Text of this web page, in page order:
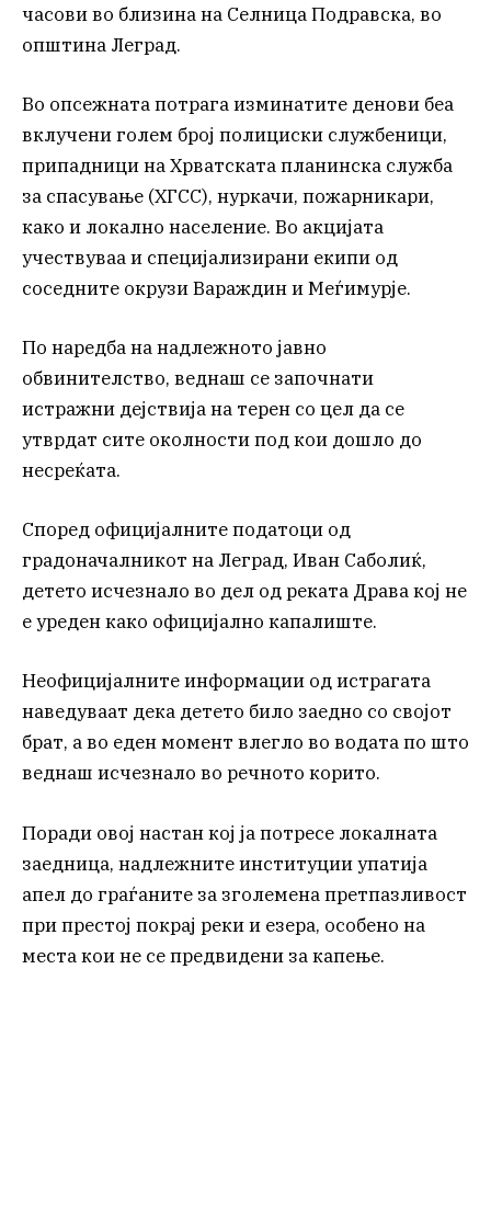
часови во близина на Селница Подравска, во
општина Леград.
Во опсежната потрага изминатите денови беа
вклучени голем број полициски службеници,
припадници на Хрватската планинска служба
за спасување (ХГСС), нуркачи, пожарникари,
како и локално население. Во акцијата
учествуваа и специјализирани екипи од
соседните окрузи Вараждин и Меѓимурје.
По наредба на надлежното јавно
обвинителство, веднаш се започнати
истражни дејствија на терен со цел да се
утврдат сите околности под кои дошло до
несреќата.
Според официјалните податоци од
градоначалникот на Леград, Иван Саболиќ,
детето исчезнало во дел од реката Драва кој не
е уреден како официјално капалиште.
Неофицијалните информации од истрагата
наведуваат дека детето било заедно со својот
брат, а во еден момент влегло во водата по што
веднаш исчезнало во речното корито.
Поради овој настан кој ја потресе локалната
заедница, надлежните институции упатија
апел до граѓаните за зголемена претпазливост
при престој покрај реки и езера, особено на
места кои не се предвидени за капење.